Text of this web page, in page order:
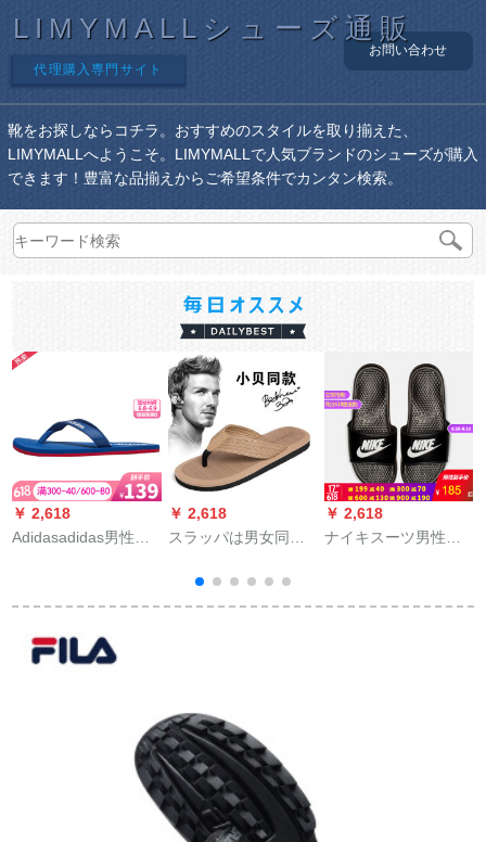
LIMYMALLシューズ通販
代理購入専門サイト
お問い合わせ
靴をお探しならコチラ。おすすめのスタイルを取り揃えた、
LIMYMALLへようこそ。LIMYMALLで人気ブランドのシューズが購入
できます！豊富な品揃えからご希望条件でカンタン検索。
￥ 2,618
Adidasadidas男性靴
浜人字けん引スーパ
ー2040 EG
￥ 2,618
スラッパは男女同型
￥ 2,618
ナイキスーツ男性靴
摩耗性カージュブー